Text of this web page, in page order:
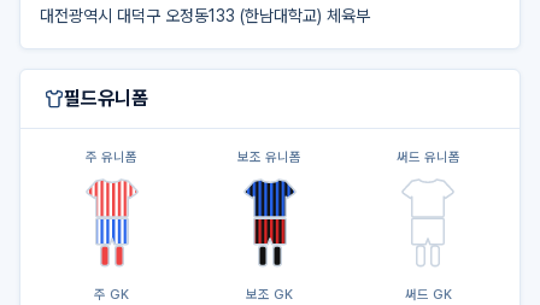
대전광역시 대덕구 오정동133 (한남대학교) 체육부
필드유니폼
주 유니폼 보조 유니폼 써드 유니폼
주 GK 보조 GK 써드 GK